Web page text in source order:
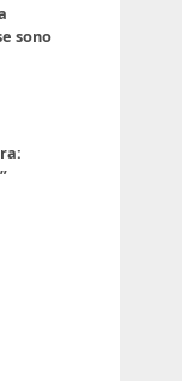
sono